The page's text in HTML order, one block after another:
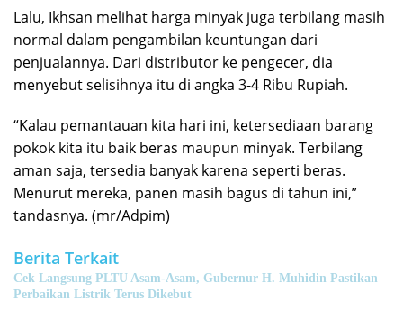
Lalu, Ikhsan melihat harga minyak juga terbilang masih
normal dalam pengambilan keuntungan dari
penjualannya. Dari distributor ke pengecer, dia
menyebut selisihnya itu di angka 3-4 Ribu Rupiah.
“Kalau pemantauan kita hari ini, ketersediaan barang
pokok kita itu baik beras maupun minyak. Terbilang
aman saja, tersedia banyak karena seperti beras.
Menurut mereka, panen masih bagus di tahun ini,”
tandasnya. (mr/Adpim)
Berita Terkait
Cek Langsung PLTU Asam-Asam, Gubernur H. Muhidin Pastikan
Perbaikan Listrik Terus Dikebut